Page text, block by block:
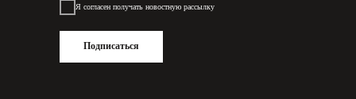
Я согласен получать новостную рассылку
Подписаться